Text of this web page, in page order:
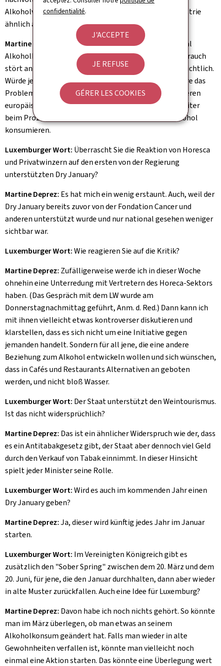
confidentialité.
J'ACCEPTE
JE REFUSE
GÉRER LES COOKIES
Alkoholverkauf beeinträchtigen? Wenn die Tabakindustrie
ähnlich argumentiert, schütteln viele den Kopf.
Martine Deprez:
Wir sind uns nicht bewusst, wie normal
Alkoholkonsum in unserer Gesellschaft ist. Zigarettenrauch
stört andere Menschen direkt, Alkohol weniger offensichtlich.
Würde jeder verantwortlich mit Alkohol umgehen, wäre das
Problem nicht dramatisch groß. Im Vergleich mit anderen
europäischen Ländern ist Luxemburg jedoch Spitzenreiter
beim Prozentsatz der Menschen, die wirklich viel Alkohol
konsumieren.
Luxemburger Wort: Überrascht Sie die Reaktion von Horesca
und Privatwinzern auf den ersten von der Regierung
unterstützten Dry January?
Martine Deprez: Es hat mich ein wenig erstaunt. Auch, weil der
Dry Januarybereits zuvor von der Fondation Cancer und
anderen unterstützt wurde und nur national gesehen weniger
sichtbar war.
Luxemburger Wort:Wie reagieren Sie auf die Kritik?
Martine Deprez: Zufälligerweise werde ich in dieser Woche
ohnehin eine Unterredung mit Vertretern des Horeca-Sektors
haben. (Das Gespräch mit dem LW wurde am
Donnerstagnachmittag geführt, Anm. d. Red.) Dann kann ich
mit ihnen vielleicht etwas kontroverser diskutieren und
klarstellen, dass es sich nicht um eine Initiative gegen
jemanden handelt. Sondern für all jene, die eine andere
Beziehung zum Alkohol entwickeln wollen und sich wünschen,
dass in Cafés und Restaurants Alternativen an geboten
werden, und nicht bloß Wasser.
Luxemburger Wort: Der Staat unterstützt den Weintourismus.
Ist das nicht widersprüchlich?
Martine Deprez: Das ist ein ähnlicher Widerspruch wie der, dass
es ein Antitabakgesetz gibt, der Staat aber dennoch viel Geld
durch den Verkauf von Tabak einnimmt. In dieser Hinsicht
spielt jeder Minister seine Rolle.
Luxemburger Wort:Wird es auch im kommenden Jahr einen
Dry Januarygeben?
Martine Deprez:Ja, dieser wird künftig jedes Jahr im Januar
starten.
Luxemburger Wort: Im Vereinigten Königreich gibt es
zusätzlich den "Sober Spring" zwischen dem 20. März und dem
20. Juni, für jene, die den Januar durchhalten, dann aber wieder
in alte Muster zurückfallen. Auch eine Idee für Luxemburg?
Martine Deprez: Davon habe ich noch nichts gehört. So könnte
man im März überlegen, ob man etwas an seinem
Alkoholkonsum geändert hat. Falls man wieder in alte
Gewohnheiten verfallen ist, könnte man vielleicht noch
einmal eine Aktion starten. Das könnte eine Überlegung wert